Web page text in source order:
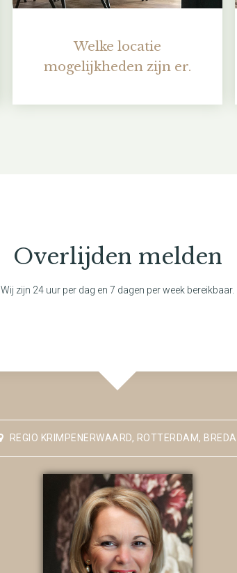
Welke locatie
mogelijkheden zijn er.
Overlijden melden
Wij zijn 24 uur per dag en 7 dagen per week bereikbaar.
REGIO KRIMPENERWAARD, ROTTERDAM, BREDA